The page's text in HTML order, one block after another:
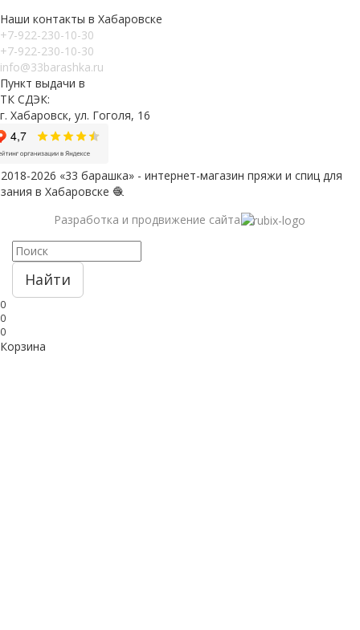
Наши контакты в Хабаровске
+7-922-230-10-30
+7-922-230-10-30
info@33barashka.ru
Пункт выдачи в
ТК СДЭК:
г. Хабаровск, ул. Гоголя, 16
2026 «33 барашка» - интернет-магазин пряжи и спиц для
в Хабаровске 🧶
Разработка и продвижение сайта
Найти
0
0
0
Корзина